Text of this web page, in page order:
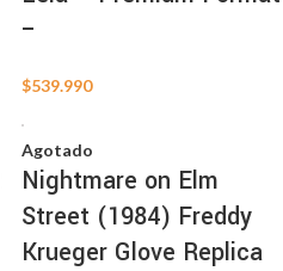
–
$539.990
Agotado
Nightmare on Elm
Street (1984) Freddy
Krueger Glove Replica